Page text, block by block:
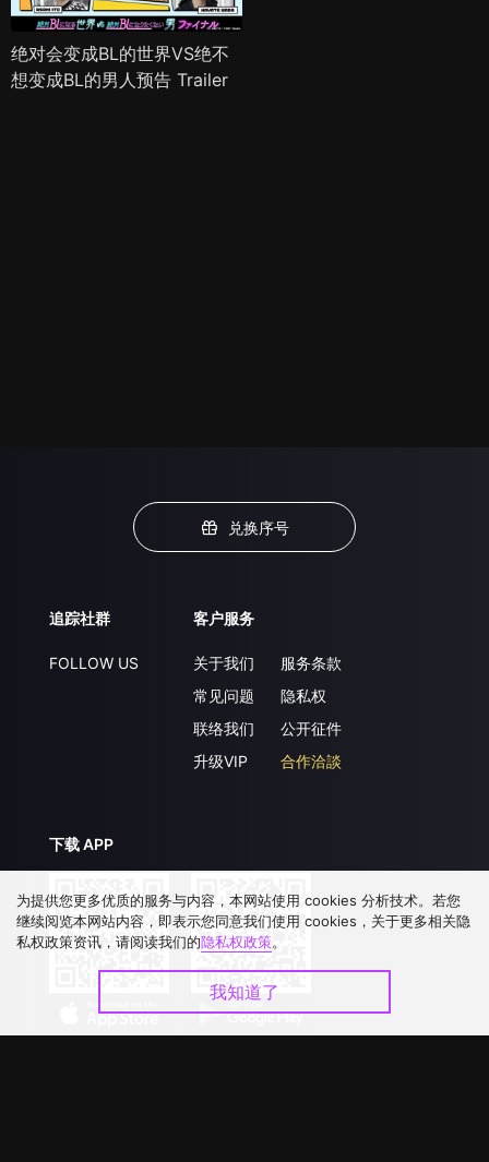
绝对会变成BL的世界VS绝不
想变成BL的男人预告 Trailer
兑换序号
追踪社群
FOLLOW US
客户服务
关于我们
常见问题
联络我们
升级VIP
服务条款
隐私权
公开征件
合作洽談
下载 APP
为提供您更多优质的服务与内容，本网站使用 cookies 分析技术。若您
继续阅览本网站内容，即表示您同意我们使用 cookies，关于更多相关隐
私权政策资讯，请阅读我们的隐私权政策。
我知道了